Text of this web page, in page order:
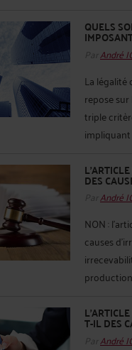
QUELS
ParAndré
La
repose
triple
impliquant
DES
ParAndré
NON :
causes
T-IL DES
ParAndré